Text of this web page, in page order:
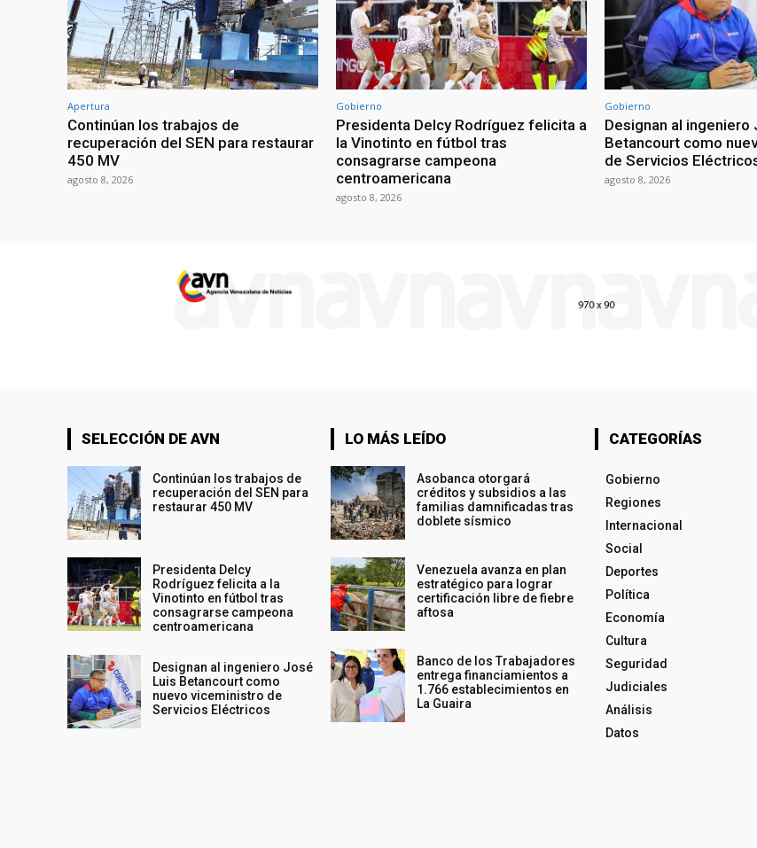
Apertura
Continúan los trabajos de
recuperación del SEN para restaurar
450 MV
agosto 8, 2026
Gobierno
Presidenta Delcy Rodríguez felicita a
la Vinotinto en fútbol tras
consagrarse campeona
centroamericana
agosto 8, 2026
Gobierno
Designan al ingeniero
Betancourt como
de Servicios
agosto 8, 2026
SELECCIÓN DE AVN
Continúan los trabajos de
recuperación del SEN para
restaurar 450 MV
Presidenta Delcy
Rodríguez felicita a la
Vinotinto en fútbol tras
consagrarse campeona
centroamericana
Designan al ingeniero José
Luis Betancourt como
nuevo viceministro de
Servicios Eléctricos
LO MÁS LEÍDO
Asobanca otorgará
créditos y subsidios a las
familias damnificadas tras
doblete sísmico
Venezuela avanza en plan
estratégico para lograr
certificación libre de fiebre
aftosa
Banco de los Trabajadores
entrega financiamientos a
1.766 establecimientos en
La Guaira
CATEGORÍAS
Gobierno
Regiones
Internacional
Social
Deportes
Política
Economía
Cultura
Seguridad
Judiciales
Análisis
Datos